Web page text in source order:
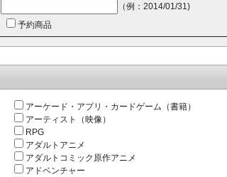
（例：2014/01/31)
予約商品
アーケード・アプリ・カードゲーム（書籍）
アーティスト（映像）
RPG
アダルトアニメ
アダルトコミック原作アニメ
アドベンチャー